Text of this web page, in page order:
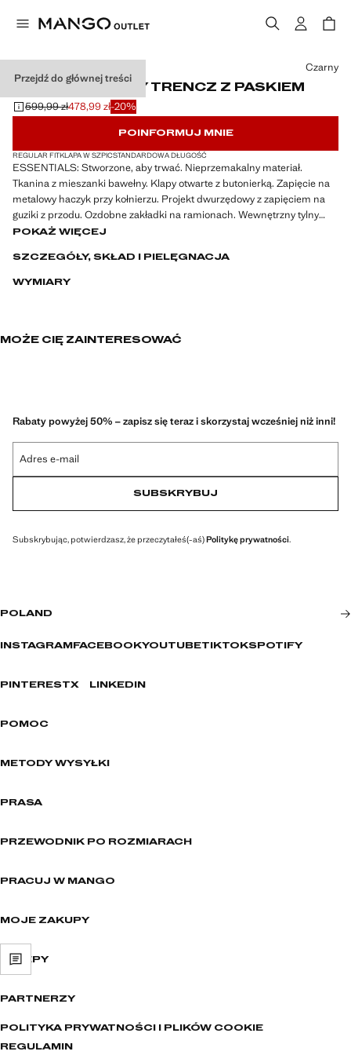
Przejdź do głównej treści
WODOODPORNY TRENCZ Z PASKIEM
Skreślona cena początkowa [599,99 zł ]
599,99 zł
Aktualna cena [478,99 zł ]
478,99 zł-20%
Wybierz kolor
Czarny
POINFORMUJ MNIE
REGULAR FITKLAPA W SZPICSTANDARDOWA DŁUGOŚĆ
ESSENTIALS: Stworzone, aby trwać. Nieprzemakalny materiał.
Tkanina z mieszanki bawełny. Klapy otwarte z butonierką. Zapięcie na
metalowy haczyk przy kołnierzu. Projekt dwurzędowy z zapięciem na
guziki z przodu. Ozdobne zakładki na ramionach. Wewnętrzny tylny
guzik dla dodatkowego przytrzymania zewnętrznego guzika. Pasek
Długie rękawy z regulowanymi szlufkami. Wewnętrzna podszewka.
Kieszeń wewnętrzna. Rozcięcie z tyłu na dole. Kolor beżowy dostępny
POKAŻ WIĘCEJ
SZCZEGÓŁY, SKŁAD I PIELĘGNACJA
WYMIARY
MOŻE CIĘ ZAINTERESOWAĆ
Rabaty powyżej 50% – zapisz się teraz i skorzystaj wcześniej niż inni!
Adres e-mail
SUBSKRYBUJ
Subskrybując, potwierdzasz, że przeczytałeś(-aś)Politykę prywatności.
POLAND
INSTAGRAM FACEBOOKYOUTUBETIKTOKSPOTIFY
PINTERESTX LINKEDIN
POMOC
METODY WYSYŁKI
PRASA
PRZEWODNIK PO ROZMIARACH
PRACUJ W MANGO
MOJE ZAKUPY
SKLEPY
PARTNERZY
POLITYKA PRYWATNOŚCI I PLIKÓW COOKIE
REGULAMIN